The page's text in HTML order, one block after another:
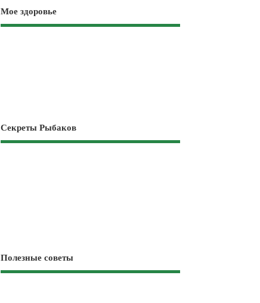
Мое здоровье
Секреты Рыбаков
Полезные советы